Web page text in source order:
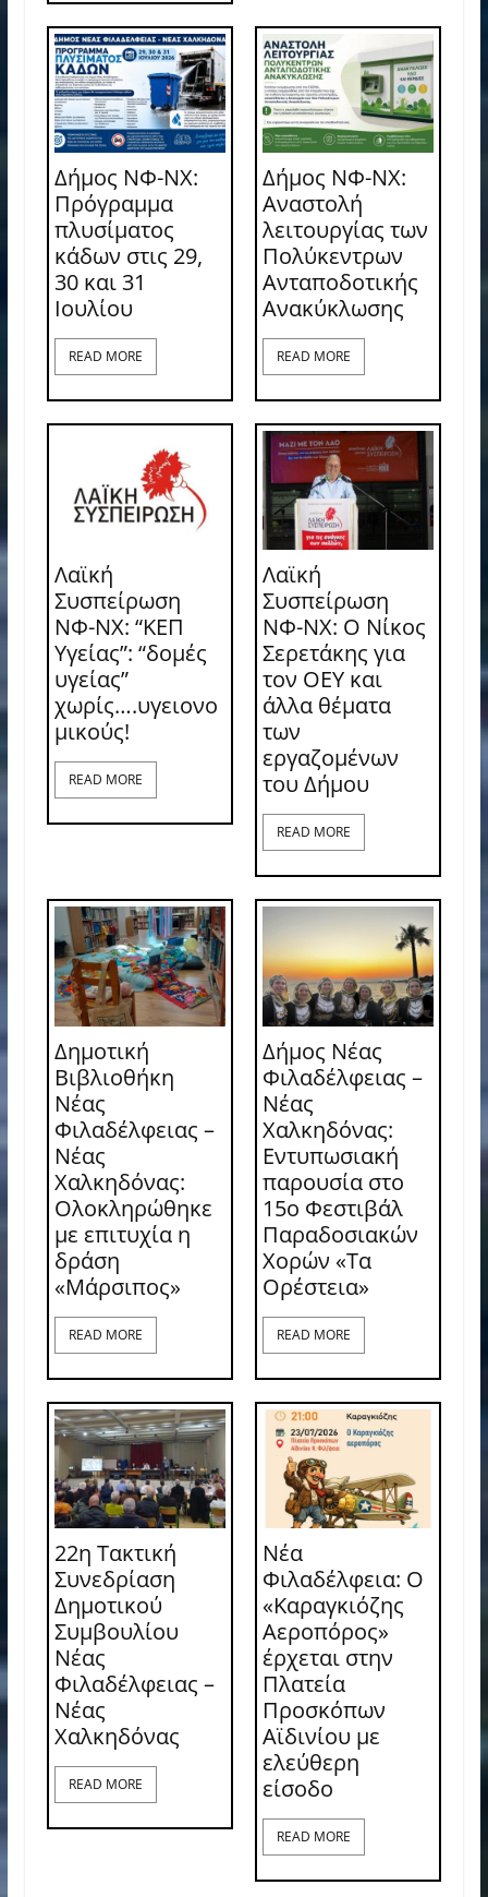
Δήμος ΝΦ-ΝΧ:
Πρόγραμμα
πλυσίματος
κάδων στις 29,
30 και 31
Ιουλίου
READ MORE
Δήμος ΝΦ-ΝΧ:
Αναστολή
λειτουργίας των
Πολύκεντρων
Ανταποδοτικής
Ανακύκλωσης
READ MORE
Λαϊκή
Συσπείρωση
ΝΦ-ΝΧ: “ΚΕΠ
Υγείας”: “δομές
υγείας”
χωρίς….υγειονο
μικούς!
READ MORE
Λαϊκή
Συσπείρωση
ΝΦ-ΝΧ: O Νίκος
Σερετάκης για
τον ΟΕΥ και
άλλα θέματα
των
εργαζομένων
του Δήμου
READ MORE
Δημοτική
Βιβλιοθήκη
Νέας
Φιλαδέλφειας –
Νέας
Χαλκηδόνας:
Ολοκληρώθηκε
με επιτυχία η
δράση
«Μάρσιπος»
READ MORE
Δήμος Νέας
Φιλαδέλφειας –
Νέας
Χαλκηδόνας:
Εντυπωσιακή
παρουσία στο
15ο Φεστιβάλ
Παραδοσιακών
Χορών «Τα
Ορέστεια»
READ MORE
22η Τακτική
Συνεδρίαση
Δημοτικού
Συμβουλίου
Νέας
Φιλαδέλφειας –
Νέας
Χαλκηδόνας
READ MORE
Νέα
Φιλαδέλφεια: Ο
«Καραγκιόζης
Αεροπόρος»
έρχεται στην
Πλατεία
Προσκόπων
Αϊδινίου με
ελεύθερη
είσοδο
READ MORE